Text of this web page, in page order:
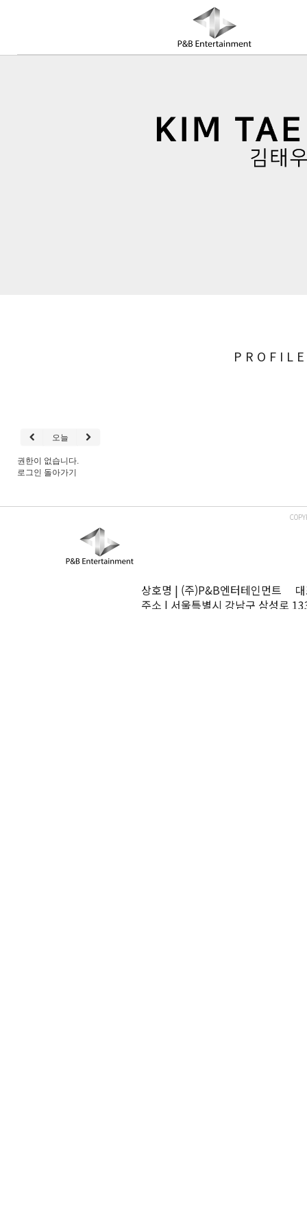
COMPANY
PROFILE
오늘
권한이 없습니다.
로그인 돌아가기
상호명 | (주)P&B엔터테인먼트
주소 | 서울특별시 강남구 삼성로